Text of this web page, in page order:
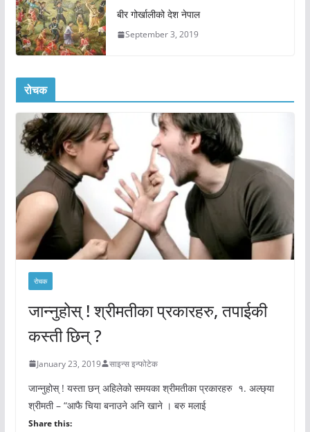
बीर गोर्खालीको देश नेपाल
September 3, 2019
रोचक
रोचक
जान्नुहोस् ! श्रीमतीका प्रकारहरु, तपाईकी
कस्ती छिन् ?
January 23, 2019 साइन्स इन्फोटेक
जान्नुहोस् ! यस्ता छन् अहिलेको समयका श्रीमतीका प्रकारहरु १. अल्छ्या
श्रीमती – “आफै चिया बनाउने अनि खाने । बरु मलाई
Share this: